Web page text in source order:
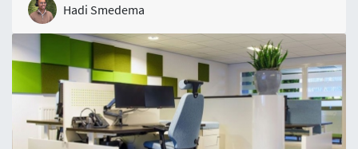
Hadi Smedema